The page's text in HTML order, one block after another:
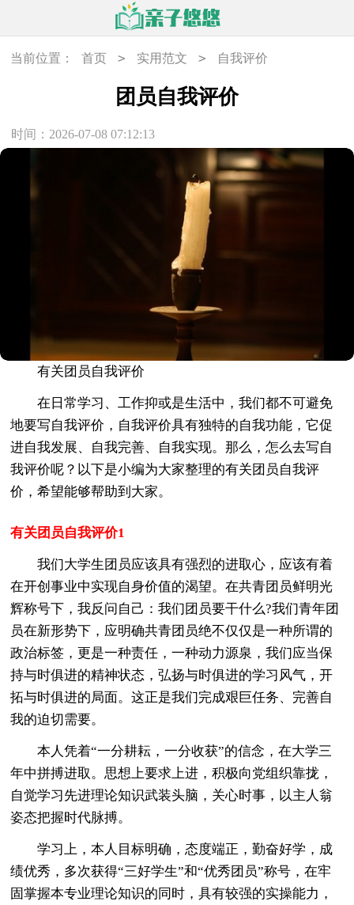
当前位置： 首页 > 实用范文 > 自我评价
团员自我评价
时间：2026-07-08 07:12:13
有关团员自我评价
在日常学习、工作抑或是生活中，我们都不可避免
地要写自我评价，自我评价具有独特的自我功能，它促
进自我发展、自我完善、自我实现。那么，怎么去写自
我评价呢？以下是小编为大家整理的有关团员自我评
价，希望能够帮助到大家。
有关团员自我评价1
我们大学生团员应该具有强烈的进取心，应该有着
在开创事业中实现自身价值的渴望。在共青团员鲜明光
辉称号下，我反问自己：我们团员要干什么?我们青年团
员在新形势下，应明确共青团员绝不仅仅是一种所谓的
政治标签，更是一种责任，一种动力源泉，我们应当保
持与时俱进的精神状态，弘扬与时俱进的学习风气，开
拓与时俱进的局面。这正是我们完成艰巨任务、完善自
我的迫切需要。
本人凭着“一分耕耘，一分收获”的信念，在大学三
年中拼搏进取。思想上要求上进，积极向党组织靠拢，
自觉学习先进理论知识武装头脑，关心时事，以主人翁
姿态把握时代脉搏。
学习上，本人目标明确，态度端正，勤奋好学，成
绩优秀，多次获得“三好学生”和“优秀团员”称号，在牢
固掌握本专业理论知识的同时，具有较强的实操能力，